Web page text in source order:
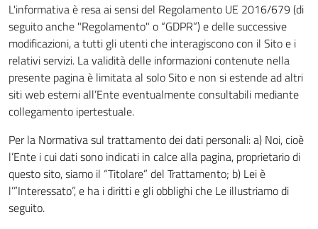
L'informativa è resa ai sensi del Regolamento UE 2016/679 (di
seguito anche "Regolamento" o “GDPR”) e delle successive
modificazioni, a tutti gli utenti che interagiscono con il Sito e i
relativi servizi. La validità delle informazioni contenute nella
presente pagina è limitata al solo Sito e non si estende ad altri
siti web esterni all’Ente eventualmente consultabili mediante
collegamento ipertestuale.
Per la Normativa sul trattamento dei dati personali: a) Noi, cioè
l’Ente i cui dati sono indicati in calce alla pagina, proprietario di
questo sito, siamo il “Titolare” del Trattamento; b) Lei è
l’”Interessato”, e ha i diritti e gli obblighi che Le illustriamo di
seguito.